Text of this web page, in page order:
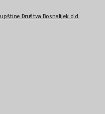
Društva Bosnalijek d.d.